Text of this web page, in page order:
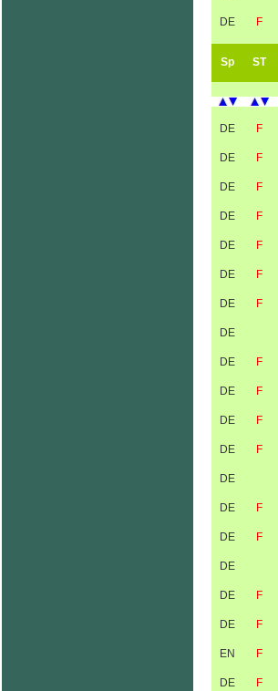
DE F
Sp ST
DE F
DE F
DE F
DE F
DE F
DE F
DE F
DE
DE F
DE F
DE F
DE F
DE
DE F
DE F
DE
DE F
DE F
EN F
DE F